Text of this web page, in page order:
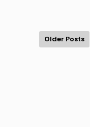
Older Posts